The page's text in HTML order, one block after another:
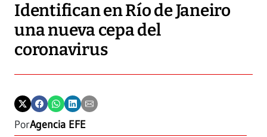
Identifican en Río de Janeiro
una nueva cepa del
coronavirus
PorAgencia EFE